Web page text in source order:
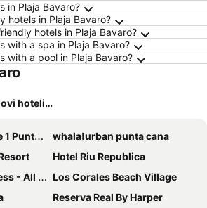
in Plaja Bavaro?
hotels in Plaja Bavaro?
hotels in Plaja Bavaro?
with a spa in Plaja Bavaro?
with a pool in Plaja Bavaro?
ovi hoteli…
Adults Only
whala!urban punta cana
Hotel Riu Republica
Inclusive
Los Corales Beach Village
Reserva Real By Harper